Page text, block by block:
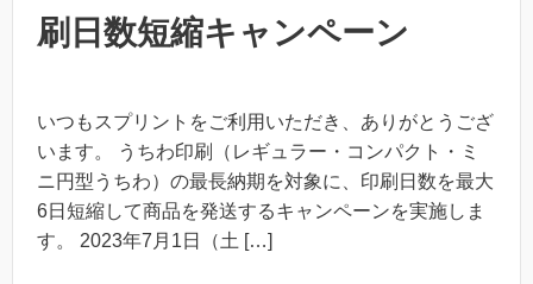
刷日数短縮キャンペーン
いつもスプリントをご利用いただき、ありがとうござ
います。 うちわ印刷（レギュラー・コンパクト・ミ
ニ円型うちわ）の最長納期を対象に、印刷日数を最大
6日短縮して商品を発送するキャンペーンを実施しま
す。 2023年7月1日（土 […]